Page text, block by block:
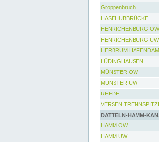
Groppenbruch
HASEHUBBRÜCKE
HENRICHENBURG OW
HENRICHENBURG UW
HERBRUM
LÜDINGHAUSEN
MÜNSTER OW
MÜNSTER UW
RHEDE
VERSEN
DATTELN-HAMM-
HAMM OW
HAMM UW